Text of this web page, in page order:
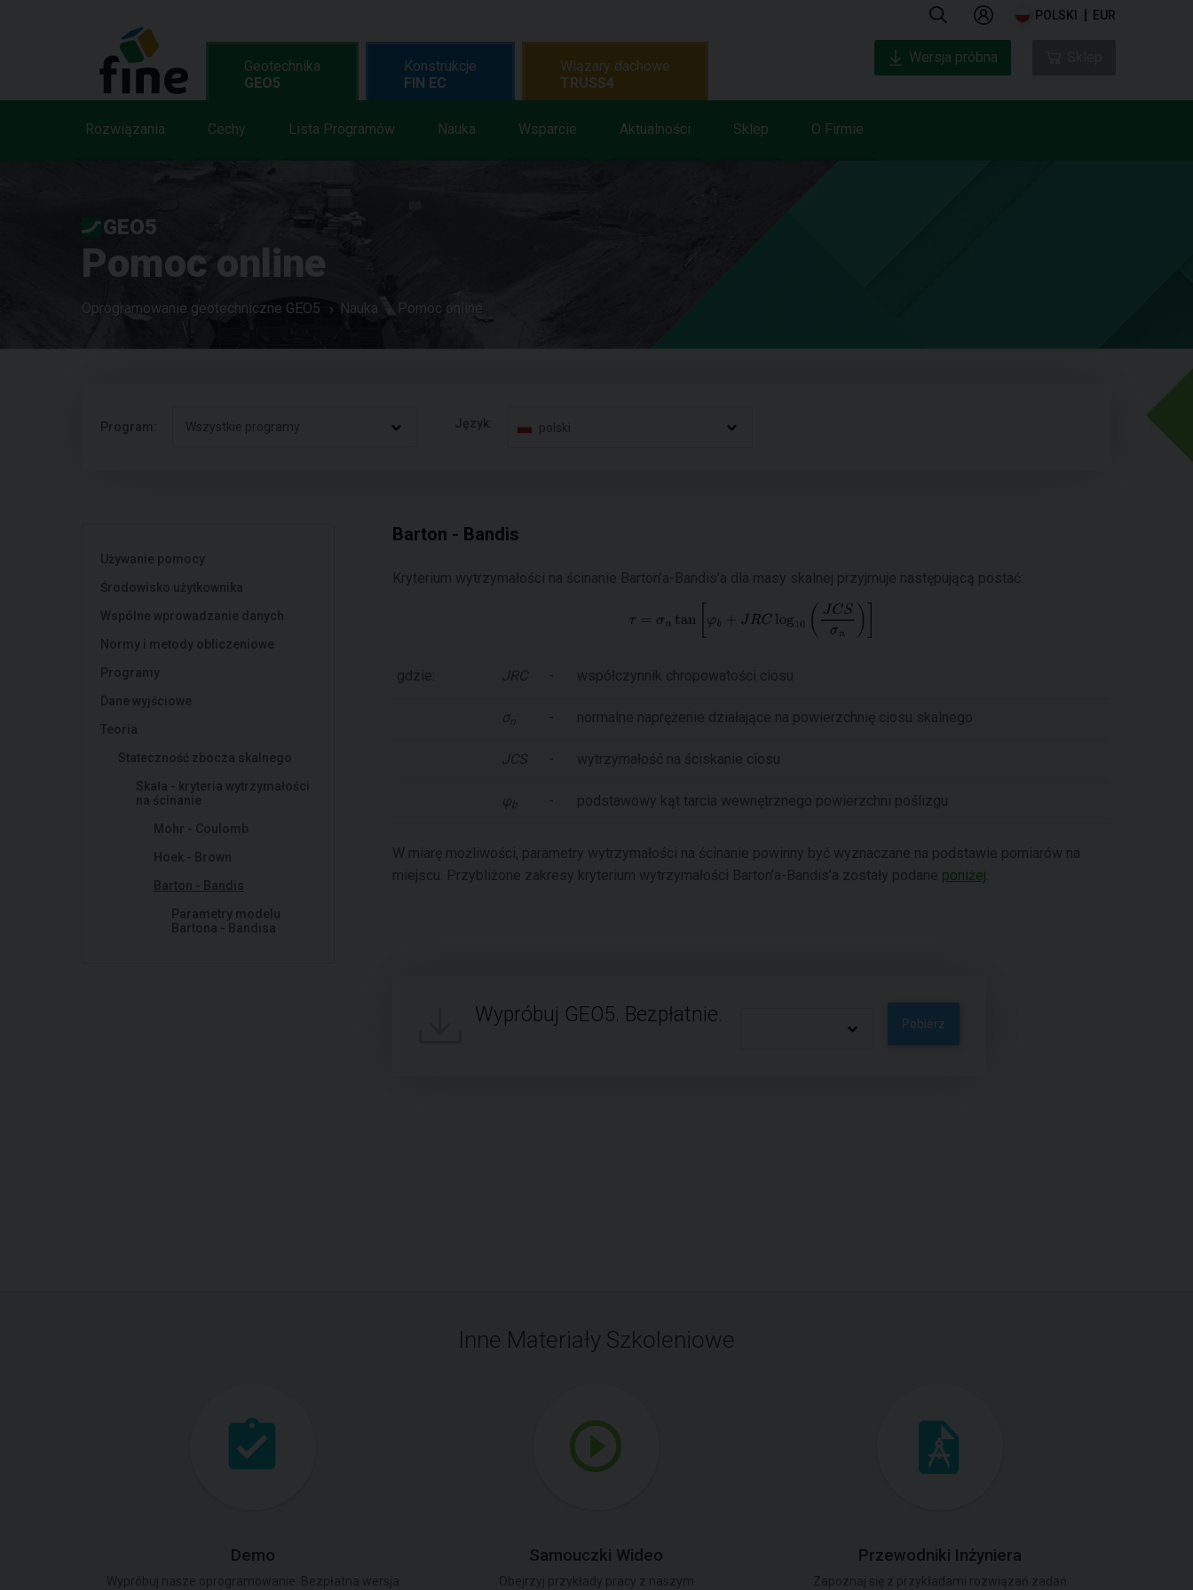
POLSKI EUR
Geotechnika
GEO5
Rozwiązania Cechy Lista Programów Nauka Wsparcie Aktualności Sklep O Firmie
Konstrukcje
FIN EC
Wiązary dachowe
TRUSS4
Wersja próbna
GEO5
Pomoc online
Oprogramowanie geotechniczne GEO5 Nauka Pomoc online
Program: Wszystkie programy Język: polski
Używanie pomocy
Środowisko użytkownika
Wspólne wprowadzanie danych
Normy i metody obliczeniowe
Programy
Dane wyjściowe
Teoria
Stateczność zbocza skalnego
Skała - kryteria wytrzymałości
na ścinanie
Mohr - Coulomb
Hoek - Brown
Barton - Bandis
Parametry modelu
Bartona - Bandisa
Barton - Bandis
Kryterium wytrzymałości na ścinanie Barton’a-Bandis’a dla masy skalnej przyjmuje następującą postać:
gdzie: JRC - współczynnik chropowatości ciosu
σn - normalne naprężenie działające na powierzchnię ciosu skalnego
JCS - wytrzymałość na ściskanie ciosu
φ b - podstawowy kąt tarcia wewnętrznego powierzchni poślizgu
W miarę możliwości, parametry wytrzymałości na ścinanie powinny być wyznaczane na podstawie pomiarów na
miejscu. Przybliżone zakresy kryterium wytrzymałości Barton’a-Bandis’a zostały podane poniżej
Wypróbuj GEO5. Bezpłatnie. Pobierz
Inne Materiały Szkoleniowe
Demo Samouczki Wideo Przewodniki Inżyniera